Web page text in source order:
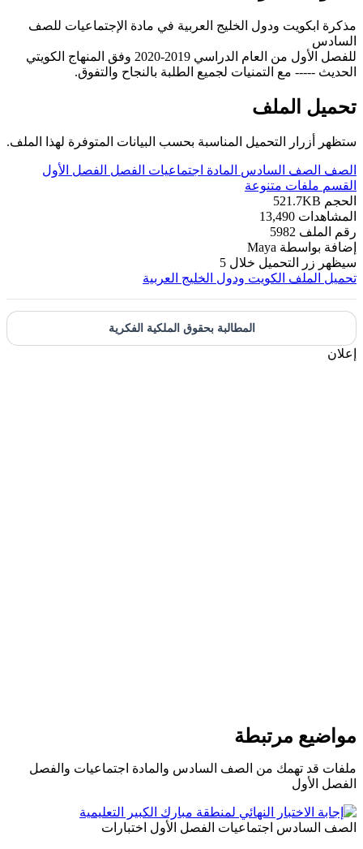
مذكرة ابكويت ودول الخليج العربية في مادة الإجتماعيات للصف
السادس
للفصل الأول من العام الدراسي 2019-2020 وفق المنهاج الكويتي
الحديث ----- مع التمنيات لجميع الطلبة بالنجاح والتفوق.
تحميل الملف
ستظهر أزرار التحميل المناسبة بحسب البيانات المتوفرة لهذا الملف.
الصف الصف السادس المادة اجتماعيات الفصل
الفصل الأول
القسم ملفات متنوعة
الحجم 521.7KB
المشاهدات 13,490
رقم الملف 5982
إضافة بواسطة Maya
سيظهر زر التحميل خلال 5
تحميل الملف
الكويت ودول الخليج العربية
المطالبة بحقوق الملكية الفكرية
إعلان
مواضيع مرتبطة
ملفات قد تهمك من الصف السادس والمادة اجتماعيات والفصل
الفصل الأول
الصف السادس اجتماعيات الفصل الأول اختبارات